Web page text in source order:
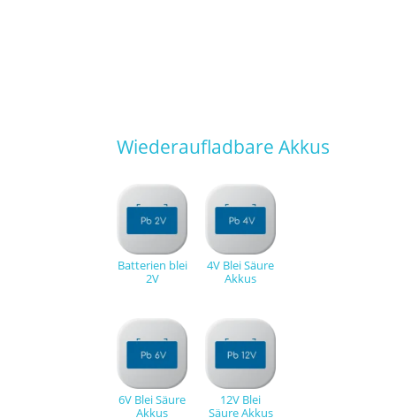
Wiederaufladbare Akkus
Batterien blei
2V
4V Blei Säure
Akkus
6V Blei Säure
Akkus
12V Blei
Säure Akkus